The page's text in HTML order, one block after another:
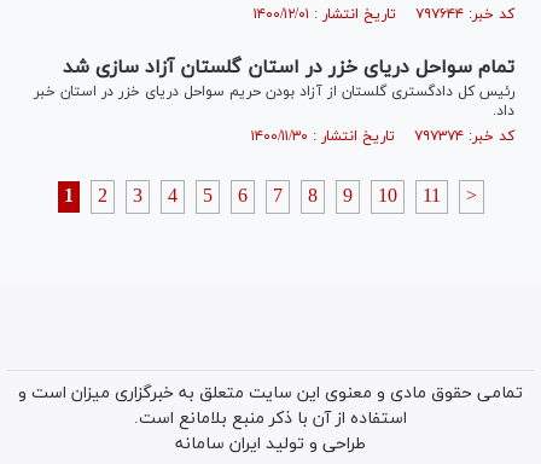
کد خبر: ۷۹۷۶۴۴ تاریخ انتشار : ۱۴۰۰/۱۲/۰۱
تمام سواحل دریای خزر در استان گلستان آزاد سازی شد
رئیس کل دادگستری گلستان از آزاد بودن حریم سواحل دریای خزر در استان خبر
داد.
کد خبر: ۷۹۷۳۷۴ تاریخ انتشار : ۱۴۰۰/۱۱/۳۰
1 2 3 4 5 6 7 8 9 10 11 >
تمامی حقوق مادی و معنوی این سایت متعلق به خبرگزاری میزان است و
استفاده از آن با ذکر منبع بلامانع است.
طراحی و تولید ایران سامانه